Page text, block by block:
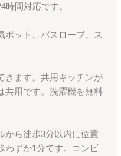
時間対応です。
ポット、バスローブ、ス
きます。共用キッチンが
共用です。洗濯機を無料
から徒歩3分以内に位置
わずか1分です。コンビ